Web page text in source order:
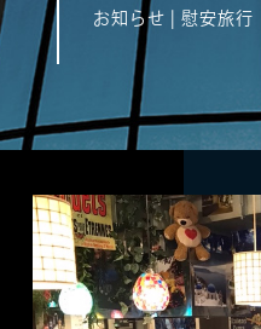
お知らせ | 慰安旅行